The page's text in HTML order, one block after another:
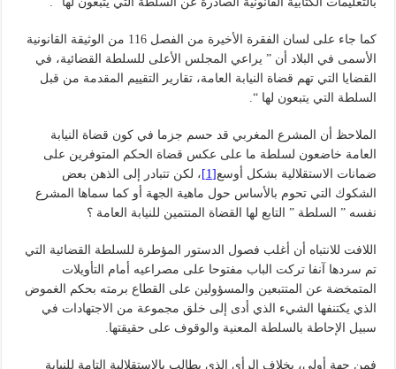
كما جاء على لسان الفقرة الأخيرة من الفصل 116 من الوثيقة القانونية
الأسمى في البلاد أن ” يراعي المجلس الأعلى للسلطة القضائية، في
القضايا التي تهم قضاة النيابة العامة، تقارير التقييم المقدمة من قبل
السلطة التي يتبعون لها “.
الملاحظ أن المشرع المغربي قد حسم جزما في كون قضاة النيابة
العامة خاضعون لسلطة ما على عكس قضاة الحكم المتوفرين على
ضمانات الاستقلالية بشكل أوسع[1]
، لكن تتبادر إلى الذهن بعض
الشكوك التي تحوم بالأساس حول ماهية الجهة أو كما سماها المشرع
نفسه ” السلطة ” التابع لها القضاة المنتمين للنيابة العامة ؟
اللافت للانتباه أن أغلب فصول الدستور المؤطرة للسلطة القضائية التي
تم سردها آنفا تركت الباب مفتوحا على مصراعيه أمام التأويلات
المتمخضة عن المتتبعين والمسؤولين على القطاع برمته بحكم الغموض
الذي يكتنفها الشيء الذي أدى إلى خلق مجموعة من الاجتهادات في
سبيل الإحاطة بالسلطة المعنية والوقوف على حقيقتها.
فمن جهة أولى، بخلاف الرأي الذي يطالب بالاستقلالية التامة للنيابة